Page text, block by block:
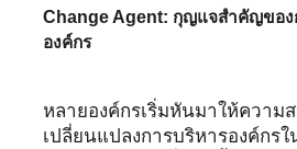
Change Agent: กุญแจสำคัญของ
องค์กร
หลายองค์กรเริ่มหันมาให้ความ
เปลี่ยนแปลงการบริหารองค์กร